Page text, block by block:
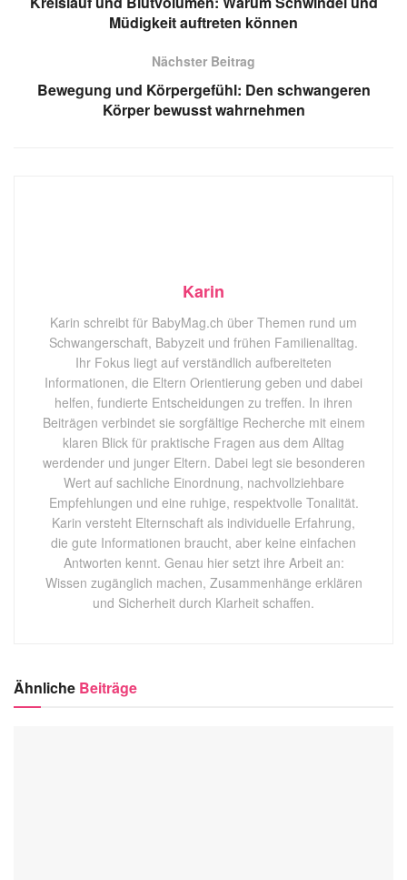
Müdigkeit auftreten können
Nächster Beitrag
Bewegung und Körpergefühl: Den schwangeren
Körper bewusst wahrnehmen
Karin
Karin schreibt für BabyMag.ch über Themen rund um
Schwangerschaft, Babyzeit und frühen Familienalltag.
Ihr Fokus liegt auf verständlich aufbereiteten
Informationen, die Eltern Orientierung geben und dabei
helfen, fundierte Entscheidungen zu treffen. In ihren
Beiträgen verbindet sie sorgfältige Recherche mit einem
klaren Blick für praktische Fragen aus dem Alltag
werdender und junger Eltern. Dabei legt sie besonderen
Wert auf sachliche Einordnung, nachvollziehbare
Empfehlungen und eine ruhige, respektvolle Tonalität.
Karin versteht Elternschaft als individuelle Erfahrung,
die gute Informationen braucht, aber keine einfachen
Antworten kennt. Genau hier setzt ihre Arbeit an:
Wissen zugänglich machen, Zusammenhänge erklären
und Sicherheit durch Klarheit schaffen.
Ähnliche Beiträge